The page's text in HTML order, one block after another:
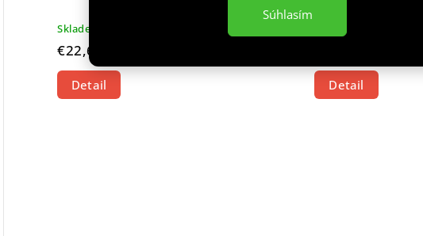
Súhlasím
Skladem
€22,67
Detail Detail